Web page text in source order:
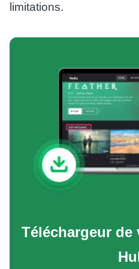
limitations.
Téléchargeur